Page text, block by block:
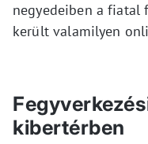
negyedeiben a fiatal
került valamilyen
kibertérben